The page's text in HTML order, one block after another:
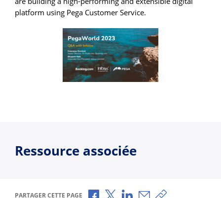
platform using Pega Customer Service.
Ressource associée
PARTAGER CETTE PAGE Partager via Facebook
Partager via X
Partager via LinkedIn
Partager par e-mail
Copier le lien